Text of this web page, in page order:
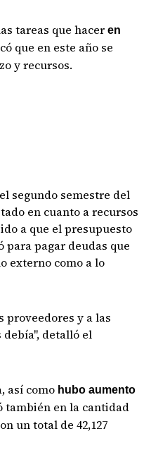
tareas que haceren
que en este año se
y recursos.
segundo semestre del
en cuanto a recursos
a que el presupuesto
para pagar deudas que
externo como a lo
proveedores y a las
detalló el
así como hubo aumento
también en la cantidad
un total de 42,127